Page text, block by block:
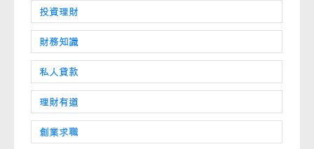
投資理財
財務知識
私人貸款
理財有道
創業求職